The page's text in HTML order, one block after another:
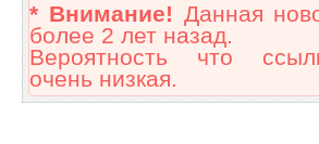
* Внимание! Данная
более 2 лет назад.
Вероятность что
очень низкая.